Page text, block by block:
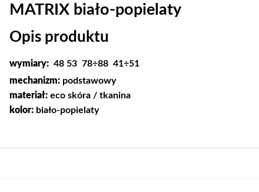
MATRIX biało-popielaty
Opis produktu
wymiary: 48 53 78÷88 41÷51
mechanizm: podstawowy
materiał:eco skóra / tkanina
kolor: biało-popielaty